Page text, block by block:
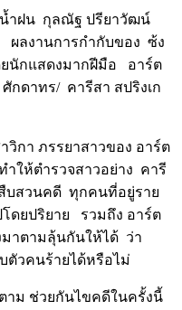
น้ำฝน กุลณัฐ ปรียาวัฒน์
ลงานการกำกับของ ซ้ง
นักแสดงมากฝีมือ อาร์ต
กดาทร/ คารีสา สปริงเก
วิกา ภรรยาสาวของ อาร์ต
ให้ตำรวจสาวอย่าง คารี
บสวนคดี ทุกคนที่อยู่ราย
ดยปริยาย รวมถึง อาร์ต
าตามลุ้นกันให้ได้ ว่า
ตัวคนร้ายได้หรือไม่
ม ช่วยกันไขคดีในครั้งนี้